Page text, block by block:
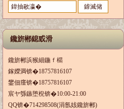
鑱旂郴鎴戜滑
鑱旂郴浜猴細鍦ｆ櫤
鎵嬫満锛�18757816107
鐢佃瘽锛�18757816107
宸ヤ綔鏃堕棿锛�10:00-21:00
QQ锛�714298508(涓氬姟鑱旂郴)